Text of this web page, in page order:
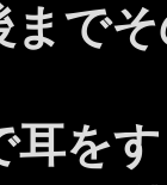
で
を